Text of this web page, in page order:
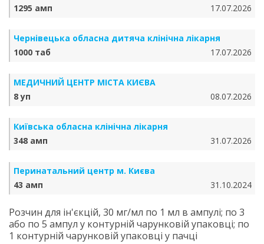
1295 амп
17.07.2026
Чернівецька обласна дитяча клінічна лікарня
1000 таб
17.07.2026
МЕДИЧНИЙ ЦЕНТР МІСТА КИЄВА
8 уп
08.07.2026
Київська обласна клінічна лікарня
348 амп
31.07.2026
Перинатальний центр м. Києва
43 амп
31.10.2024
Розчин для ін'єкцій, 30 мг/мл по 1 мл в ампулі; по 3
або по 5 ампул у контурній чарунковій упаковці; по
1 контурній чарунковій упаковці у пачці